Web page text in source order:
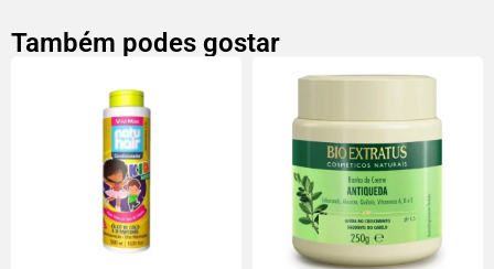
Também podes gostar